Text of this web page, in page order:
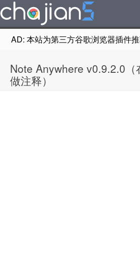
AD: 本站为第三方谷歌浏览器插件
Note Anywhere v0.9.2.0（
做注释）